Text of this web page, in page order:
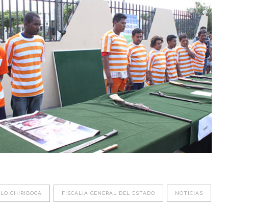
CHIRIBOGA FISCALIA GENERAL DEL ESTADO NOTICIAS